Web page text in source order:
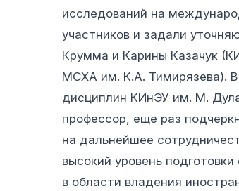
исследований на
участников и задали
Крумма и Карины Казачук
МСХА им. К.А. Тимирязева).
дисциплин КИнЭУ им. М.
профессор, еще раз
на дальнейшее
высокий уровень
в области владения